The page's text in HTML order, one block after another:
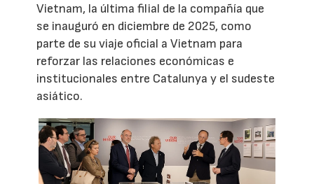
Vietnam, la última filial de la compañía que
se inauguró en diciembre de 2025, como
parte de su viaje oficial a Vietnam para
reforzar las relaciones económicas e
institucionales entre Catalunya y el sudeste
asiático.